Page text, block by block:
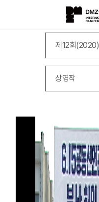
제12회(2020)
상영작